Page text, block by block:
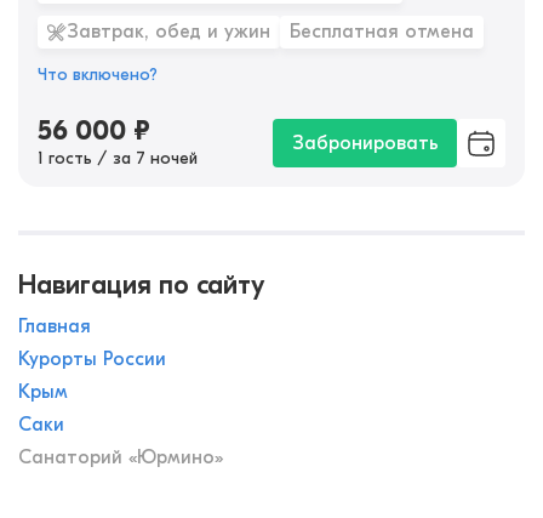
Завтрак, обед и ужин Бесплатная отмена
Что включено?
56 000 ₽
1 гость / за 7 ночей
Забронировать
Навигация по сайту
Главная
Курорты России
Крым
Саки
Санаторий «Юрмино»